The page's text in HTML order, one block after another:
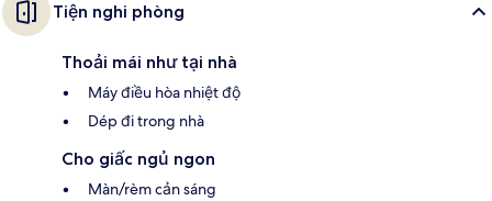
Tiện nghi phòng
Thoải mái như tại nhà
Máy điều hòa nhiệt độ
Dép đi trong nhà
Cho giấc ngủ ngon
Màn/rèm cản sáng